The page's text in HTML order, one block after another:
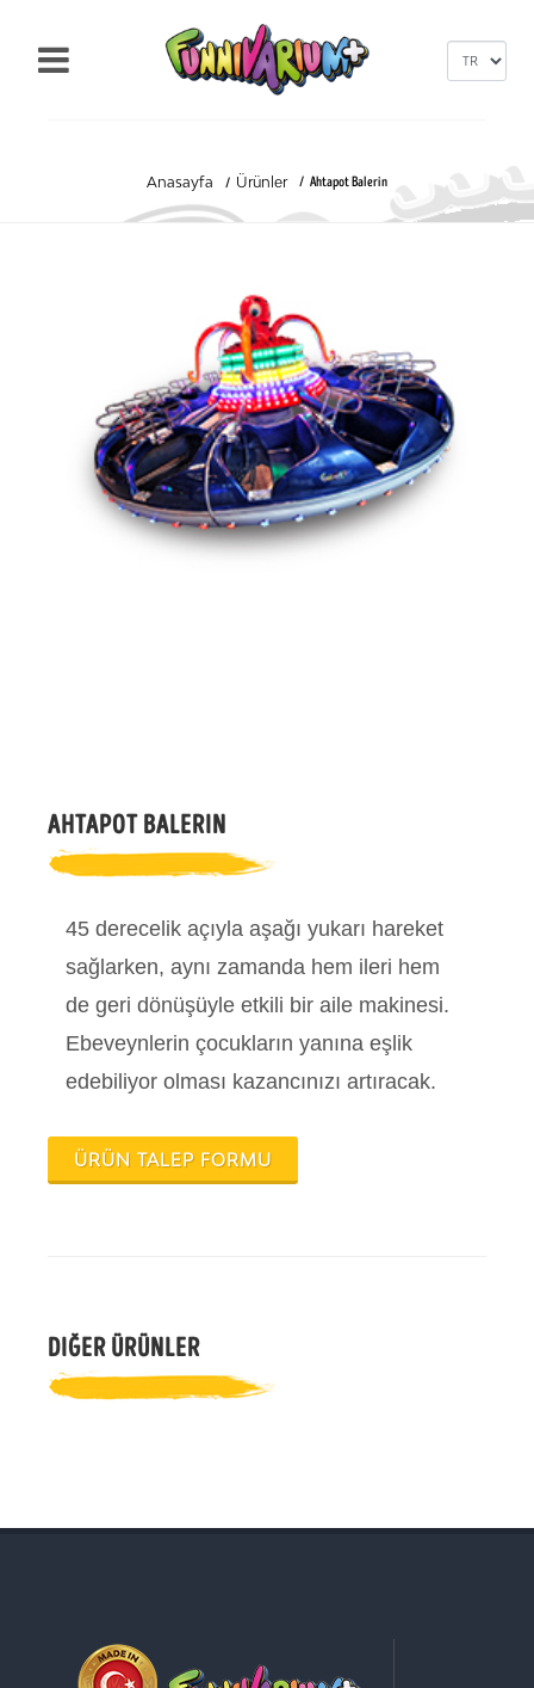
Anasayfa Ürünler Ahtapot Balerin
AHTAPOT BALERIN
45 derecelik açıyla aşağı yukarı hareket
sağlarken, aynı zamanda hem ileri hem
de geri dönüşüyle etkili bir aile makinesi.
Ebeveynlerin çocukların yanına eşlik
edebiliyor olması kazancınızı artıracak.
ÜRÜN TALEP FORMU
DIĞER ÜRÜNLER